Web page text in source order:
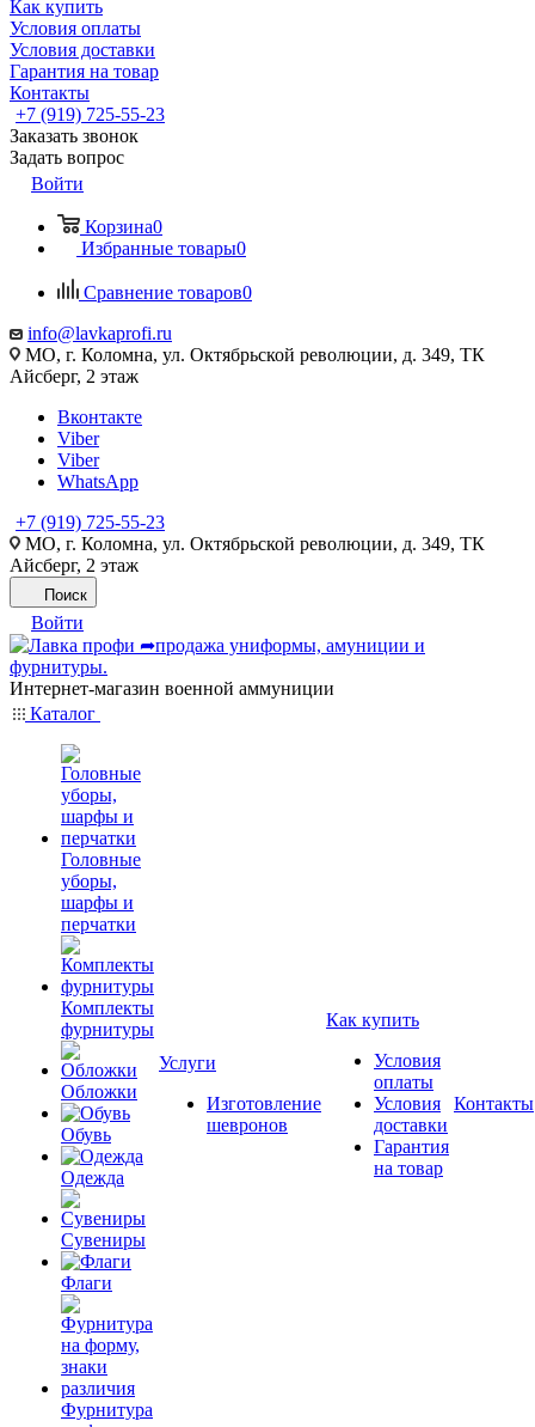
Как купить
Условия оплаты
Условия доставки
Гарантия на товар
Контакты
+7 (919) 725-55-23
Заказать звонок
Задать вопрос
Войти
Корзина0
Избранные товары0
Сравнение товаров0
info@lavkaprofi.ru
МО, г. Коломна, ул. Октябрьской революции, д. 349, ТК
Айсберг, 2 этаж
Вконтакте
Viber
Viber
WhatsApp
+7 (919) 725-55-23
МО, г. Коломна, ул. Октябрьской революции, д. 349, ТК
Айсберг, 2 этаж
Поиск
Войти
Интернет-магазин военной аммуниции
Каталог
Головные
уборы,
шарфы и
перчатки
Комплекты
фурнитуры
Обложки
Обувь
Одежда
Сувениры
Флаги
Фурнитура
Услуги
Изготовление
шевронов
Как купить
Условия
оплаты
Условия
доставки
Гарантия
на товар
Контакты